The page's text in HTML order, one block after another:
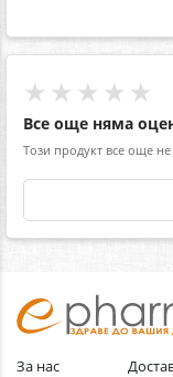
★★★★★
Все още няма
Този продукт все още
За нас